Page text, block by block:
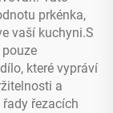
prkénka,
vaší kuchyni.S
pouze
které vypráví
a
řezacích